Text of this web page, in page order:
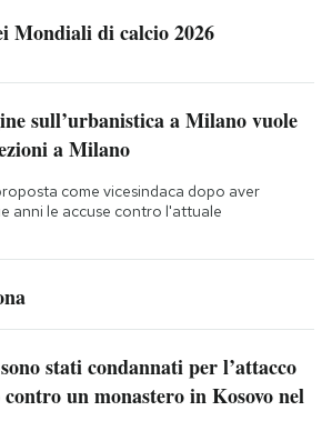
Mondiali di calcio 2026
sull’urbanistica a Milano vuole
a Milano
come vicesindaca dopo aver
anni le accuse contro l'attuale
stati condannati per l’attacco
un monastero in Kosovo nel